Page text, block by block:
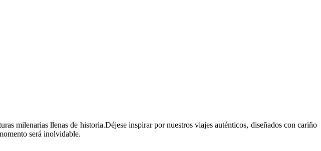
milenarias llenas de historia.Déjese inspirar por nuestros viajes auténticos, diseñados con cariño
será inolvidable.